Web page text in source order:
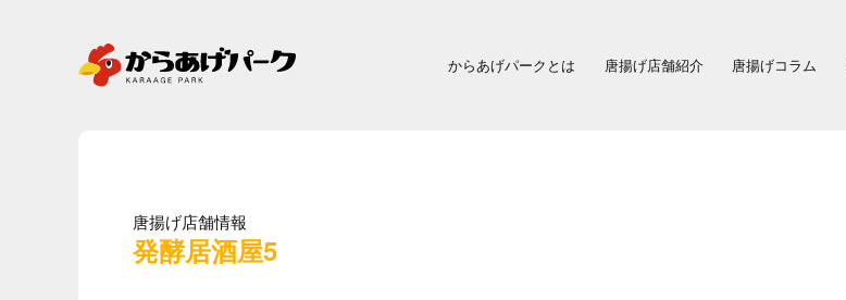
からあげパークとは 唐揚げ店舗紹介 唐揚げコラム
唐揚げ店舗情報
発酵居酒屋5